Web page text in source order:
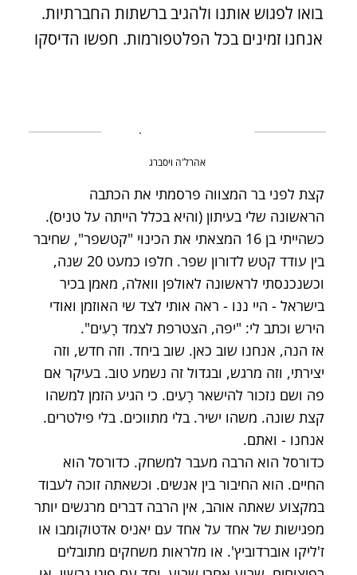
בואו לפגוש אותנו ולהגיב ברשתות החברתיות.
אנחנו זמינים בכל הפלטפורמות. חפשו הדיסקו
אהרל'ה ויסברג
קצת לפני בר המצווה פרסמתי את הכתבה
הראשונה שלי בעיתון (והיא בכלל הייתה על טניס).
כשהייתי בן 16 המצאתי את הכינוי "קטשפר", שחיבר
בין עודד קטש לדורון שפר. חלפו כמעט 20 שנה,
וכשנכנסתי לראשונה לאולפן וואלה, מאמן בכיר
בישראל - היי ננו - ראה אותי לצד שי האוזמן ואודי
הירש וכתב לי: "יפה, הצטרפת לצמד רָעִים".
אז הנה, אנחנו שוב כאן. שוב ביחד. וזה חדש, וזה
יצירתי, וזה מרגש, ובגדול זה נשמע טוב. בעיקר אם
פה ושם נזכור להישאר רָעִים. כי הגיע הזמן למשהו
קצת שונה. משהו ישיר. בלי מתווכים. בלי פילטרים.
אנחנו - ואתם.
כדורסל הוא הרבה מעבר למשחק. כדורסל הוא
החיים. הוא החיבור בין אנשים. וכשאתה זוכה לעבוד
במקצוע שאתה אוהב, אין הרבה דברים מרגשים יותר
מפגישות של אחד על אחד עם יאניס אדטוקומבו או
ז'ליקו אוברדוביץ'. או מלראות משחקים מתובלים